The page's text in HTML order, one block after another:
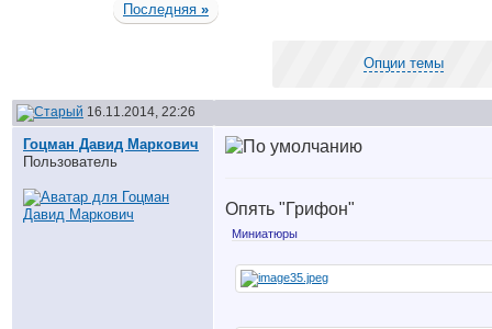
Последняя »
Опции темы
16.11.2014, 22:26
Гоцман Давид Маркович
Пользователь
Опять "Грифон"
Миниатюры